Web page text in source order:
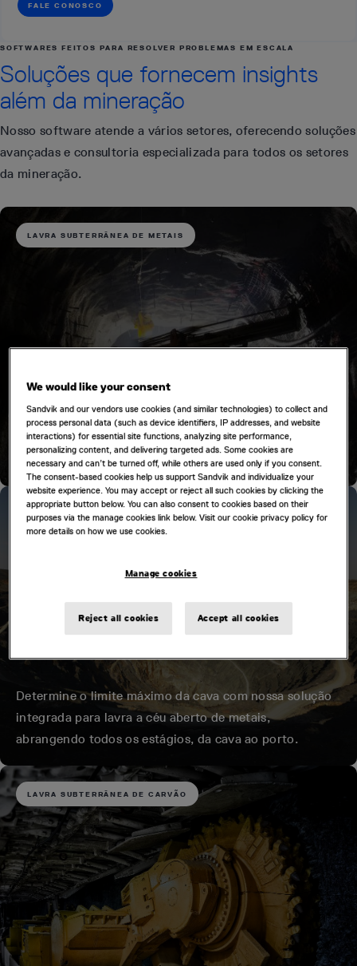
FALE CONOSCO
SOFTWARES FEITOS PARA RESOLVER PROBLEMAS EM ESCALA
Soluções que fornecem insights
além da mineração
Nosso software atende a vários setores, oferecendo soluções
avançadas e consultoria especializada para todos os setores
da mineração.
LAVRA SUBTERRÂNEA DE METAIS
Descubra o valor de suas jazidas com nossa solução
completa para lavra subterrânea de metais, conectando
todas as etapas, da mina ao mercado.
MINERAÇÃO DE METAIS A CÉU ABERTO
Determine o limite máximo da cava com nossa solução
integrada para lavra a céu aberto de metais,
abrangendo todos os estágios, da cava ao porto.
LAVRA SUBTERRÂNEA DE CARVÃO
We would like your consent
Sandvik and our vendors use cookies (and similar technologies) to collect and
process personal data (such as device identifiers, IP addresses, and website
interactions) for essential site functions, analyzing site performance,
personalizing content, and delivering targeted ads. Some cookies are
necessary and can’t be turned off, while others are used only if you consent.
The consent-based cookies help us support Sandvik and individualize your
website experience. You may accept or reject all such cookies by clicking the
appropriate button below. You can also consent to cookies based on their
purposes via the manage cookies link below. Visit our cookie privacy policy for
more details on how we use cookies.
Manage cookies
Reject all cookies Accept all cookies